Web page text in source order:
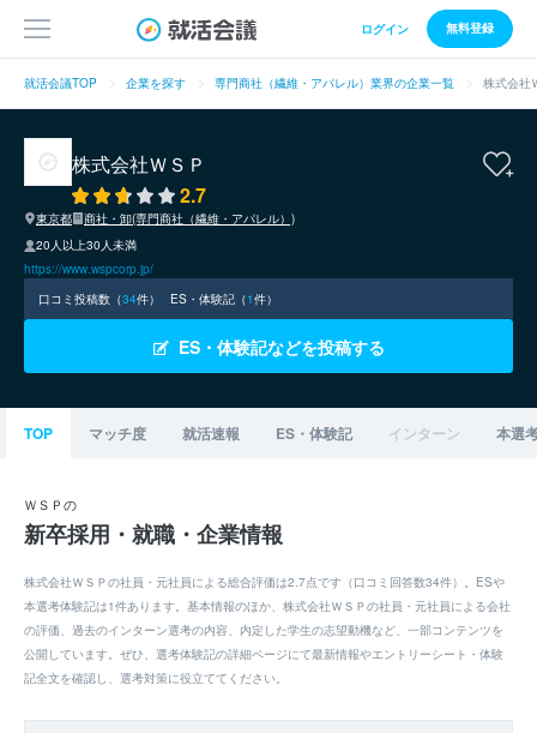
ログイン 無料登録
就活会議TOP 企業を探す 専門商社（繊維・アパレル）業界の企業一覧 株式会社
株式会社ＷＳＰ
2.7
東京都
商社・卸(専門商社（繊維・アパレル）)
20人以上30人未満
https://www.wspcorp.jp/
口コミ投稿数（34件） ES・体験記（1件）
ES・体験記などを投稿する
TOP マッチ度 就活速報 ES・体験記 インターン 本選
ＷＳＰの
新卒採用・就職・企業情報
株式会社ＷＳＰの社員・元社員による総合評価は2.7点です（口コミ回答数34件）。ESや
本選考体験記は1件あります。基本情報のほか、株式会社ＷＳＰの社員・元社員による会社
の評価、過去のインターン選考の内容、内定した学生の志望動機など、一部コンテンツを
公開しています。ぜひ、選考体験記の詳細ページにて最新情報やエントリーシート・体験
記全文を確認し、選考対策に役立ててください。